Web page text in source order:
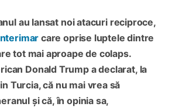
au lansat noi atacuri reciproce,
care oprise luptele dintre
tot mai aproape de colaps.
Donald Trump a declarat, la
Turcia, că nu mai vrea să
și că, în opinia sa,